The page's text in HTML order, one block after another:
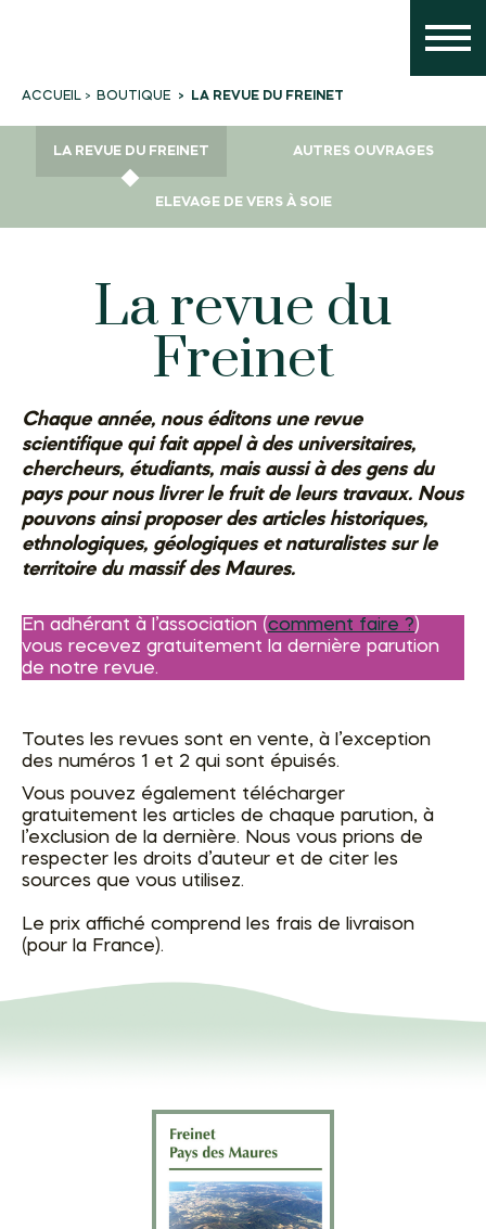
ACCUEIL BOUTIQUE LA REVUE DU FREINET
LA REVUE DU FREINET AUTRES OUVRAGES
ELEVAGE DE VERS À SOIE
La revue du
Freinet
Chaque année, nous éditons une revue
scientifique qui fait appel à des universitaires,
chercheurs, étudiants, mais aussi à des gens du
pays pour nous livrer le fruit de leurs travaux. Nous
pouvons ainsi proposer des articles historiques,
ethnologiques, géologiques et naturalistes sur le
territoire du massif des Maures.
En adhérant à l’association (comment faire ?)
vous recevez gratuitement la dernière parution
de notre revue.
Toutes les revues sont en vente, à l’exception
des numéros 1 et 2 qui sont épuisés.
Vous pouvez également télécharger
gratuitement les articles de chaque parution, à
l’exclusion de la dernière. Nous vous prions de
respecter les droits d’auteur et de citer les
sources que vous utilisez.
Le prix affiché comprend les frais de livraison
(pour la France).